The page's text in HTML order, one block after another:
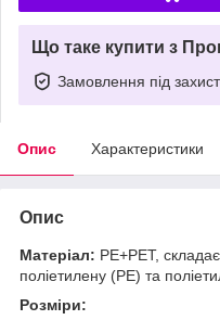
Що таке купити з
Замовлення під
Опис Характеристики
Опис
Матеріал: PE+PET,
поліетилену (PE) та
Розміри: